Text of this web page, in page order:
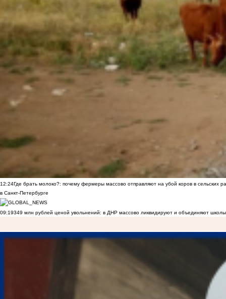
12:24Где брать молоко?: почему фермеры массово отправляют на убой коров в сельских
в Санкт-Петербурге
09:19349 млн рублей ценой увольнений: в ДНР массово ликвидируют и объединяют